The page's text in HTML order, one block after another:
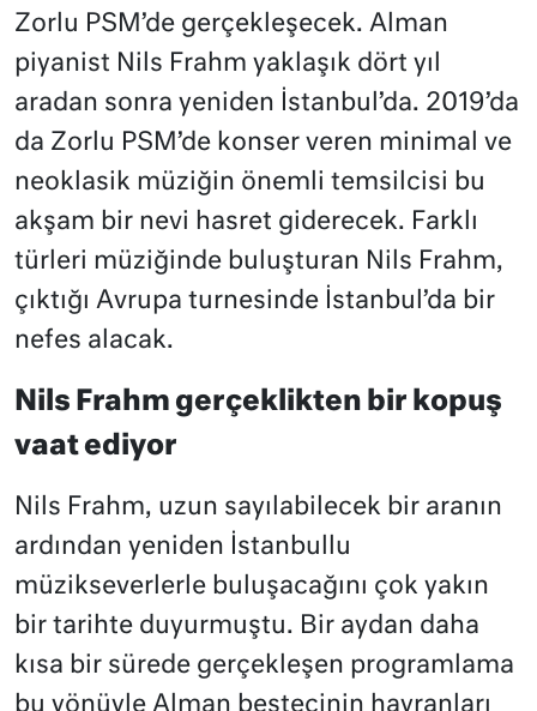
Zorlu PSM’de gerçekleşecek. Alman
piyanist Nils Frahm yaklaşık dört yıl
aradan sonra yeniden İstanbul’da. 2019’da
da Zorlu PSM’de konser veren minimal ve
neoklasik müziğin önemli temsilcisi bu
akşam bir nevi hasret giderecek. Farklı
türleri müziğinde buluşturan Nils Frahm,
çıktığı Avrupa turnesinde İstanbul’da bir
nefes alacak.
Nils Frahm gerçeklikten bir kopuş
vaat ediyor
Nils Frahm, uzun sayılabilecek bir aranın
ardından yeniden İstanbullu
müzikseverlerle buluşacağını çok yakın
bir tarihte duyurmuştu. Bir aydan daha
kısa bir sürede gerçekleşen programlama